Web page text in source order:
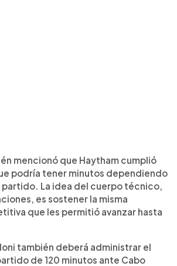
mencionó que Haytham cumplió
podría tener minutos dependiendo
La idea del cuerpo técnico,
es sostener la misma
que les permitió avanzar hasta
también deberá administrar el
de 120 minutos ante Cabo